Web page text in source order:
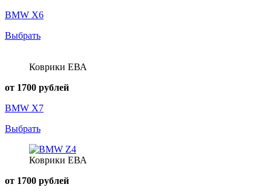
BMW X6
Выбрать
Коврики ЕВА
от 1700 рублей
BMW X7
Выбрать
Коврики ЕВА
от 1700 рублей